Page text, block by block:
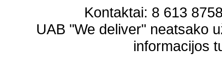
Kontaktai: 8 613
UAB "We deliver" neatsako
informacijos